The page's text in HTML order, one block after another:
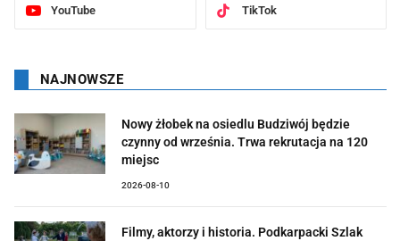
YouTube TikTok
NAJNOWSZE
Nowy żłobek na osiedlu Budziwój będzie
czynny od września. Trwa rekrutacja na 120
miejsc
2026-08-10
Filmy, aktorzy i historia. Podkarpacki Szlak